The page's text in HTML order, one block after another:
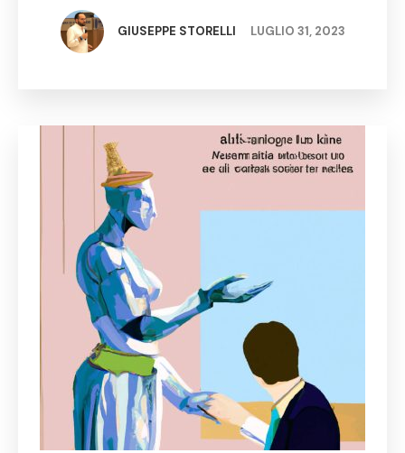
fa eccezione. Grazie alle sue potenzialità, l'IA può
offrire soluzioni innovative …
GIUSEPPE STORELLI LUGLIO 31, 2023